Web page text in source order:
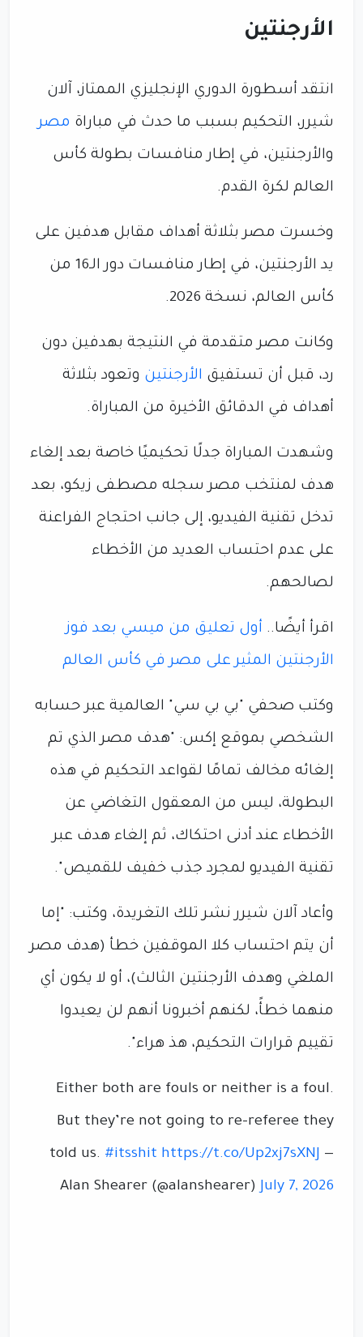
الأرجنتين
انتقد أسطورة الدوري الإنجليزي الممتاز، آلان
شيرر، التحكيم بسبب ما حدث في مباراة مصر
والأرجنتين، في إطار منافسات بطولة كأس
العالم لكرة القدم.
وخسرت مصر بثلاثة أهداف مقابل هدفين على
يد الأرجنتين، في إطار منافسات دور الـ16 من
كأس العالم، نسخة 2026.
وكانت مصر متقدمة في النتيجة بهدفين دون
رد، قبل أن تستفيق الأرجنتين وتعود بثلاثة
أهداف في الدقائق الأخيرة من المباراة.
وشهدت المباراة جدلًا تحكيميًا خاصة بعد إلغاء
هدف لمنتخب مصر سجله مصطفى زيكو، بعد
تدخل تقنية الفيديو، إلى جانب احتجاج الفراعنة
على عدم احتساب العديد من الأخطاء
لصالحهم.
اقرأ أيضًا.. أول تعليق من ميسي بعد فوز
الأرجنتين المثير على مصر في كأس العالم
وكتب صحفي "بي بي سي" العالمية عبر حسابه
الشخصي بموقع إكس: "هدف مصر الذي تم
إلغائه مخالف تمامًا لقواعد التحكيم في هذه
البطولة، ليس من المعقول التغاضي عن
الأخطاء عند أدنى احتكاك، ثم إلغاء هدف عبر
تقنية الفيديو لمجرد جذب خفيف للقميص".
وأعاد آلان شيرر نشر تلك التغريدة، وكتب: "إما
أن يتم احتساب كلا الموقفين خطأ (هدف مصر
الملغي وهدف الأرجنتين الثالث)، أو لا يكون أي
منهما خطأً، لكنهم أخبرونا أنهم لن يعيدوا
تقييم قرارات التحكيم، هذ هراء".
Either both are fouls or neither is a foul.
But they’re not going to re-referee they
told us. #itsshit https://t.co/Up2xj7sXNJ —
Alan Shearer (@alanshearer)July 7, 2026